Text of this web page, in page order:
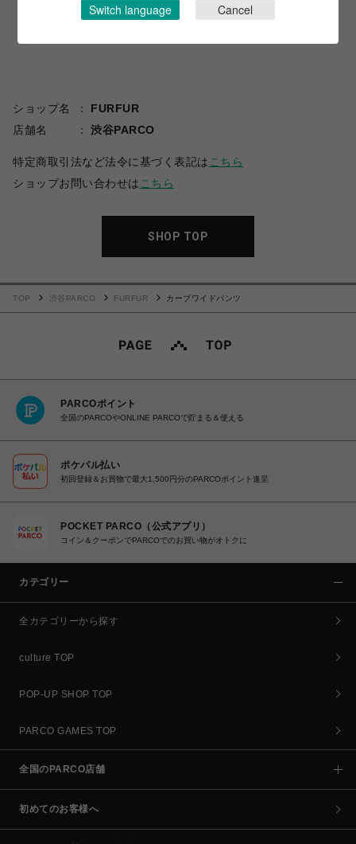
ショップ名
FURFUR
店舗名
渋谷PARCO
特定商取引法など法令に基づく表記は こちら
ショップお問い合わせは こちら
SHOP TOP
TOP 渋谷PARCO FURFUR カーブワイドパンツ
PARCOポイント
全国のPARCOやONLINE PARCOで貯まる＆使える
ポケパル払い
初回登録＆お買物で最大1,500円分のPARCOポイント進呈
POCKET PARCO（公式アプリ）
コイン＆クーポンでPARCOでのお買い物がオトクに
カテゴリー
全カテゴリーから探す
culture TOP
POP-UP SHOP TOP
PARCO GAMES TOP
全国のPARCO店舗
初めてのお客様へ
Switch language Cancel